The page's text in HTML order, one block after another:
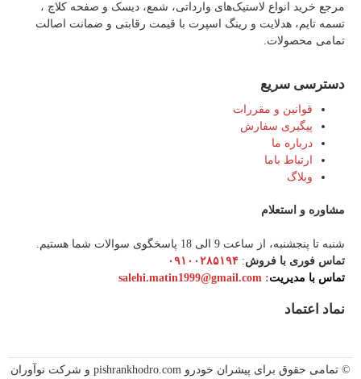
مرجع خرید انواع لاستیک‌های وارداتی، شمع، دیسک و صفحه کلاچ ،
تسمه تایم، هدلایت و رینگ اسپرت با قیمت رقابتی و ضمانت اصالت
تمامی محصولات.
دسترسی سریع
قوانین و مقررات
پیگیری سفارش
درباره ما
ارتباط باما
وبلاگ
مشاوره و استعلام
شنبه تا پنجشنبه، از ساعت 9 الی 18 پاسخگوی سوالات شما هستیم.
تماس فوری با فروش: ۰۹۱۰۰۲۸۵۱۹۴
تماس با مدیریت:‌ salehi.matin1999@gmail.com
نماد اعتماد
© تمامی حقوق برای پیشران خودرو pishrankhodro.com و شرکت نوآوران